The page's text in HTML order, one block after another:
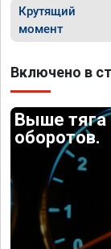
Крутящий
момент
Включено в
Выше тяга
оборотов.